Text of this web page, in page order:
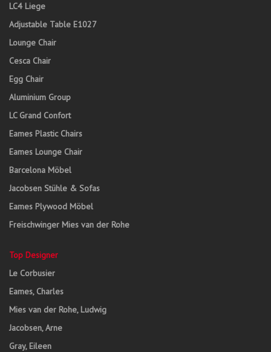
LC4 Liege
Adjustable Table E1027
Lounge Chair
Cesca Chair
Egg Chair
Aluminium Group
LC Grand Confort
Eames Plastic Chairs
Eames Lounge Chair
Barcelona Möbel
Jacobsen Stühle & Sofas
Eames Plywood Möbel
Freischwinger Mies van der Rohe
Top Designer
Le Corbusier
Eames, Charles
Mies van der Rohe, Ludwig
Jacobsen, Arne
Gray, Eileen